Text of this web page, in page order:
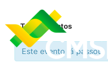
« Todos Eventos
Este evento já passou.